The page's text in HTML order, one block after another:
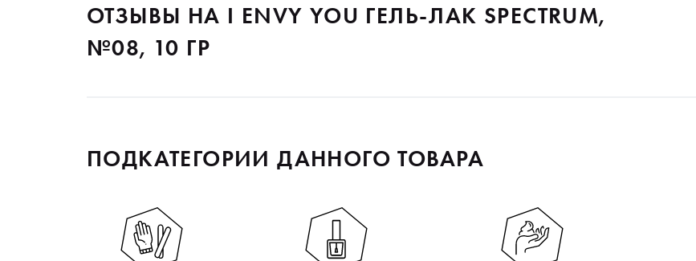
ОТЗЫВЫ НА I ENVY YOU ГЕЛЬ-ЛАК SPECTRUM,
№08, 10 ГР
ПОДКАТЕГОРИИ ДАННОГО ТОВАРА